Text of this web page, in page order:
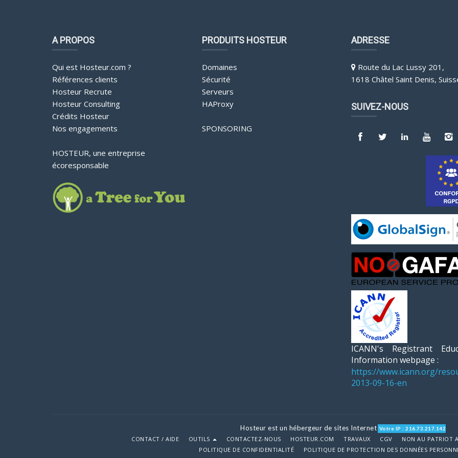
A PROPOS
Qui est Hosteur.com ?
Références clients
Hosteur Recrute
Hosteur Consulting
Crédits Hosteur
Nos engagements
HOSTEUR, une entreprise
écoresponsable
PRODUITS HOSTEUR
Domaines
Sécurité
Serveurs
HAProxy
SPONSORING
ADRESSE
Route du Lac Lussy 201,
1618 Châtel Saint Denis,
SUIVEZ-NOUS
ICANN's Registrant
Information webpage :
https://www.icann.org/
2013-09-16-en
Hosteur est un hébergeur de sites Internet Votre IP : 216.73.217.142
CONTACT / AIDE OUTILS CONTACTEZ-NOUS HOSTEUR.COM TRAVAUX CGV
NON AU PATRIOT
POLITIQUE DE CONFIDENTIALITÉ
POLITIQUE DE PROTECTION DES DONNÉES